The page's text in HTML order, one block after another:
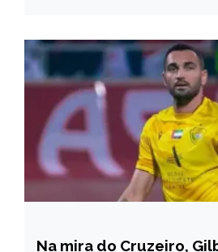
ESPORTES
Na mira do Cruzeiro,